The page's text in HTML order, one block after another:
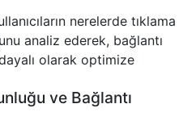
nerelerde tıklama
analiz ederek, bağlantı
olarak optimize
ve Bağlantı